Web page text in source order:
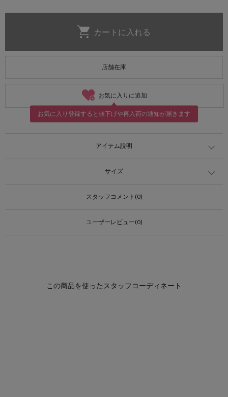
店舗在庫
お気に入りに追加
お気に入り登録すると値下げや再入荷の通知が届きます
アイテム説明
サイズ
スタッフコメント(0)
ユーザーレビュー(0)